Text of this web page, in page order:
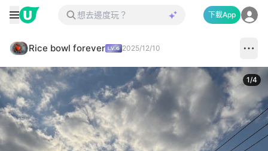
下載App
Rice bowl forever 2025/12/10
1/4